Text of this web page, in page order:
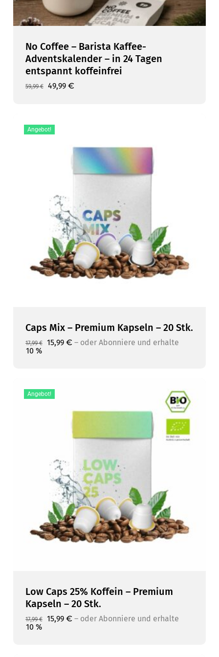
No Coffee – Barista Kaffee-
Adventskalender – in 24 Tagen
entspannt koffeinfrei
59,99€
Ursprünglicher
49,99 €Aktueller
Ursprünglicher
49,99
Aktueller
Angebot!
Caps Mix – Premium Kapseln – 20 Stk.
17,99€
Ursprünglicher
Preis
15,99 €Aktueller
–oder Abonniere und erhalte
10 %
Ursprünglicher
Preis
15,99€Aktueller
Preis
–oder Abonniere und erhalte10 %
Angebot!
Low Caps 25% Koffein – Premium
Kapseln – 20 Stk.
17,99€
Ursprünglicher
Preis
15,99 €Aktueller
–oder Abonniere und erhalte
10 %
Ursprünglicher
Preis
15,99€Aktueller
Preis
–oder Abonniere und erhalte10 %